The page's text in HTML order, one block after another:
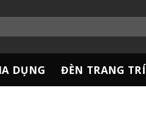
DỤNG ĐÈN TRANG TRÍ